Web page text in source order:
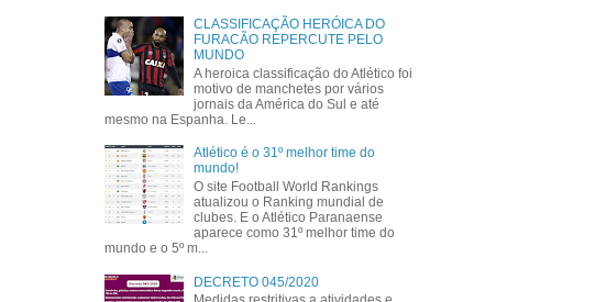
CLASSIFICAÇÃO HERÓICA DO
FURACÃO REPERCUTE PELO
MUNDO
A heroica classificação do Atlético foi
motivo de manchetes por vários
jornais da América do Sul e até
mesmo na Espanha. Le...
Atlético é o 31º melhor time do
mundo!
O site Football World Rankings
atualizou o Ranking mundial de
clubes. E o Atlético Paranaense
aparece como 31º melhor time do
mundo e o 5º m...
DECRETO 045/2020